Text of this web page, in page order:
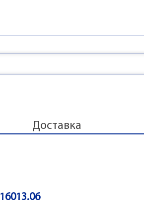
Доставка
16013.06